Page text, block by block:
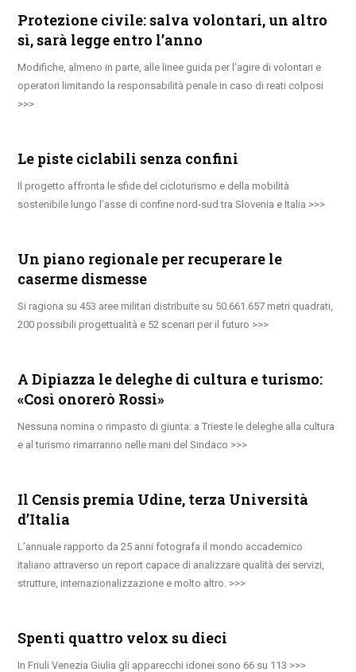
Protezione civile: salva volontari, un altro
sì, sarà legge entro l’anno
Modifiche, almeno in parte, alle linee guida per l’agire di volontari e
operatori limitando la responsabilità penale in caso di reati colposi
Le piste ciclabili senza confini
Il progetto affronta le sfide del cicloturismo e della mobilità
sostenibile lungo l’asse di confine nord-sud tra Slovenia e Italia
Un piano regionale per recuperare le
caserme dismesse
Si ragiona su 453 aree militari distribuite su 50.661.657 metri quadrati,
200 possibili progettualità e 52 scenari per il futuro
A Dipiazza le deleghe di cultura e turismo:
«Così onorerò Rossi»
Nessuna nomina o rimpasto di giunta: a Trieste le deleghe alla cultura
e al turismo rimarranno nelle mani del Sindaco
Il Censis premia Udine, terza Università
d’Italia
L’annuale rapporto da 25 anni fotografa il mondo accademico
italiano attraverso un report capace di analizzare qualità dei servizi,
strutture, internazionalizzazione e molto altro.
Spenti quattro velox su dieci
In Friuli Venezia Giulia gli apparecchi idonei sono 66 su 113